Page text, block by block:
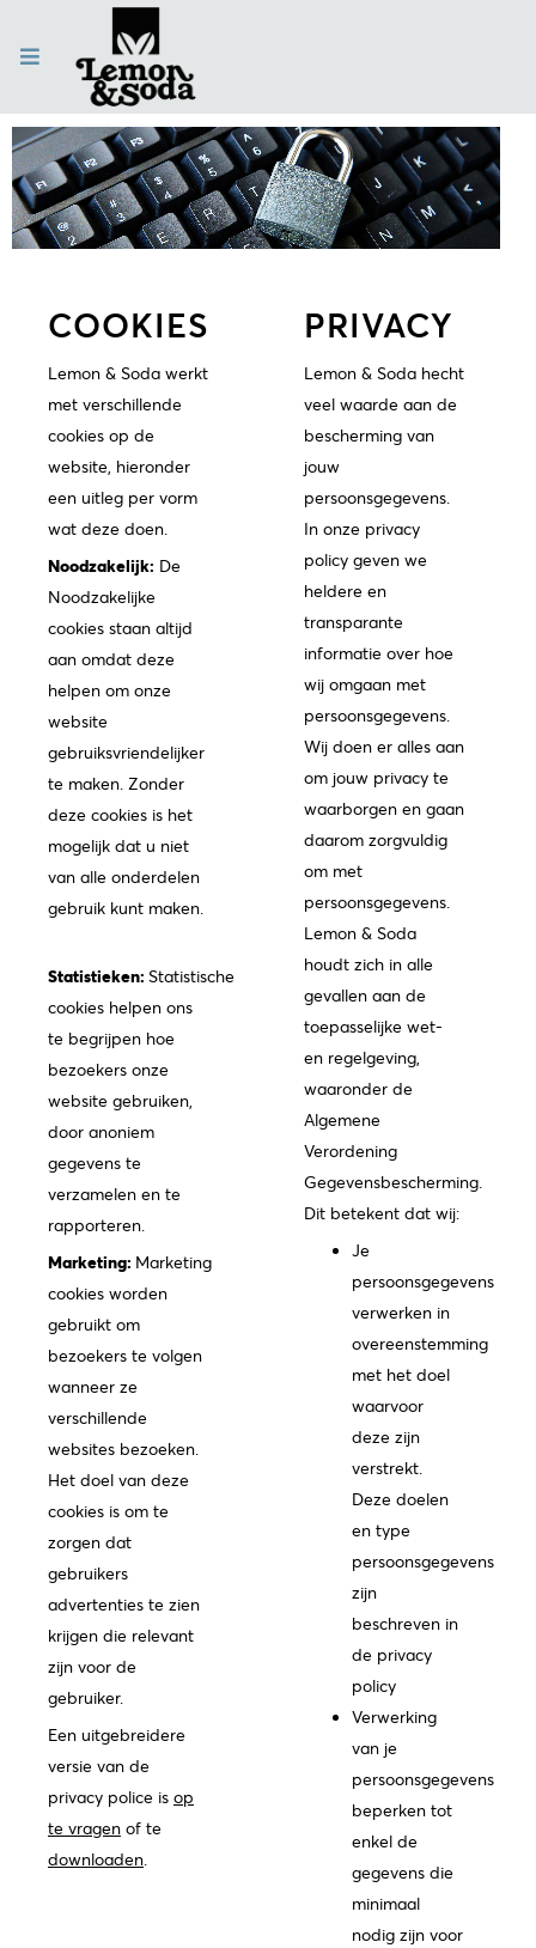
COOKIES
Lemon & Soda werkt
met verschillende
cookies op de
website, hieronder
een uitleg per vorm
wat deze doen.
Noodzakelijk: De
Noodzakelijke
cookies staan altijd
aan omdat deze
helpen om onze
website
gebruiksvriendelijker
te maken. Zonder
deze cookies is het
mogelijk dat u niet
van alle onderdelen
gebruik kunt maken.
Statistieken: Statistische
cookies helpen ons
te begrijpen hoe
bezoekers onze
website gebruiken,
door anoniem
gegevens te
verzamelen en te
rapporteren.
Marketing: Marketing
cookies worden
gebruikt om
bezoekers te volgen
wanneer ze
verschillende
websites bezoeken.
Het doel van deze
cookies is om te
zorgen dat
gebruikers
advertenties te zien
krijgen die relevant
zijn voor de
gebruiker.
Een uitgebreidere
versie van de
privacy police is op
te vragen of te
downloaden.
PRIVACY
Lemon & Soda hecht
veel waarde aan de
bescherming van
jouw
persoonsgegevens.
In onze privacy
policy geven we
heldere en
transparante
informatie over hoe
wij omgaan met
persoonsgegevens.
Wij doen er alles aan
om jouw privacy te
waarborgen en gaan
daarom zorgvuldig
om met
persoonsgegevens.
Lemon & Soda
houdt zich in alle
gevallen aan de
toepasselijke wet-
en regelgeving,
waaronder de
Algemene
Verordening
Gegevensbescherming.
Dit betekent dat wij:
Je
persoonsgegevens
verwerken in
overeenstemming
met het doel
waarvoor
deze zijn
verstrekt.
Deze doelen
en type
persoonsgegevens
zijn
beschreven in
de privacy
policy
Verwerking
van je
persoonsgegevens
beperken tot
enkel de
gegevens die
minimaal
nodig zijn voor